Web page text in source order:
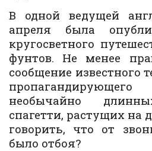
В одной ведущей
апреля была
кругосветного
фунтов. Не менее
сообщение известного
необычайно
спагетти, растущих на
говорить, что от
было отбоя?